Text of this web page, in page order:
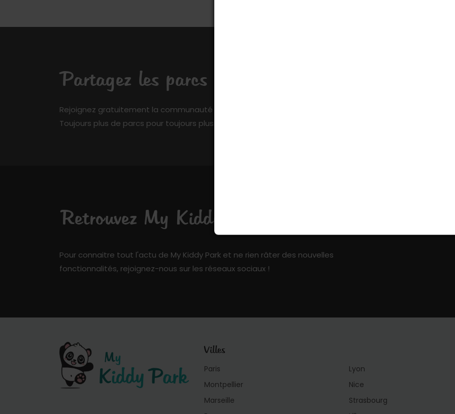
Partagez les parcs que vous connaissez
Rejoignez gratuitement la communauté de My Kiddy Park et ajoutez votre pierre à l’édifice !
Toujours plus de parcs pour toujours plus de fun !
Retrouvez My Kiddy Park sur les réseaux sociaux !
Pour connaitre tout l'actu de My Kiddy Park et ne rien râter des nouvelles
fonctionnalités, rejoignez-nous sur les réseaux sociaux !
Villes
Paris
Montpellier
Marseille
Lyon
Nice
Strasbourg